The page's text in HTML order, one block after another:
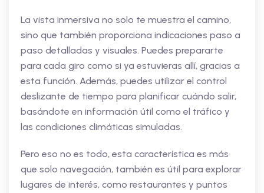
La vista inmersiva no solo te muestra el camino,
sino que también proporciona indicaciones paso a
paso detalladas y visuales. Puedes prepararte
para cada giro como si ya estuvieras allí, gracias a
esta función. Además, puedes utilizar el control
deslizante de tiempo para planificar cuándo salir,
basándote en información útil como el tráfico y
las condiciones climáticas simuladas.
Pero eso no es todo, esta característica es más
que solo navegación, también es útil para explorar
lugares de interés, como restaurantes y puntos